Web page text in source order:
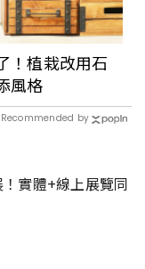
！植栽改用石
風格
Recommended by
實體+線上展覽同